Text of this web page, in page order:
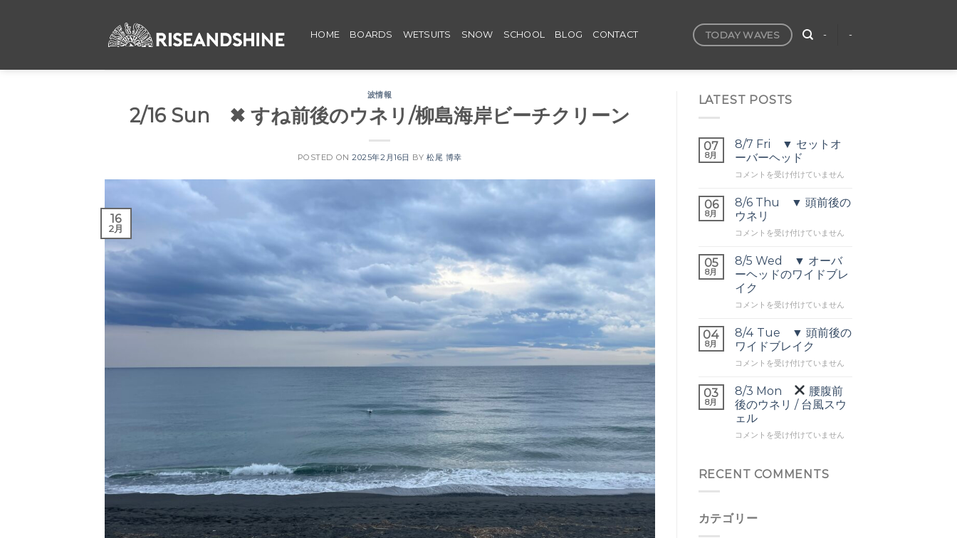
HOME BOARDS WETSUITS SNOW SCHOOL BLOG CONTACT TODAY WAVES - -
波情報
2/16 Sun ✖︎ すね前後のウネリ/柳島海岸ビーチクリーン
POSTED ON2025年2月16日 BY松尾 博幸
16
2月
LATEST POSTS
07
8月
8/7 Fri ▼ セットオ
ーバーヘッド
8/7
▼
セ
ッ
ト
ー
ヘ
ッ
は
コメントを受け付けていません
06
8月
8/6 Thu ▼ 頭前後の
ウネリ
8/6
▼
頭
後
の
ネ
リ
は
コメントを受け付けていません
05
8月
8/5 Wed ▼ オーバ
ーヘッドのワイドブレ
イク
8/5
▼
オ
ー
バ
ヘ
ッ
ド
の
ワ
ブ
は
コメントを受け付けていません
04
8月
8/4 Tue ▼ 頭前後の
ワイドブレイク
8/4
▼
頭
前
後
の
ド
ク
コメントを受け付けていません
03
8月
8/3 Mon
腰腹前
後のウネリ / 台風スウ
ェル
8/3
腰
の
コメントを受け付けていません
RECENT COMMENTS
カテゴリー